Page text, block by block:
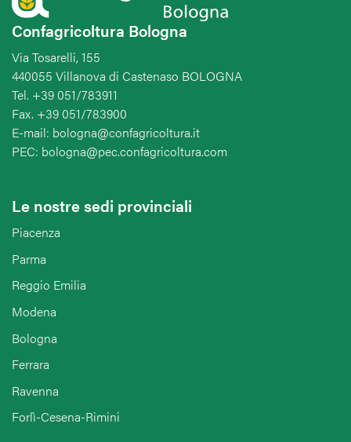
Confagricoltura Bologna
Via Tosarelli, 155
440055 Villanova di Castenaso BOLOGNA
Tel. +39 051/783911
Fax. +39 051/783900
E-mail: bologna@confagricoltura.it
PEC: bologna@pec.confagricoltura.com
Le nostre sedi provinciali
Piacenza
Parma
Reggio Emilia
Modena
Bologna
Ferrara
Ravenna
Forlì-Cesena-Rimini